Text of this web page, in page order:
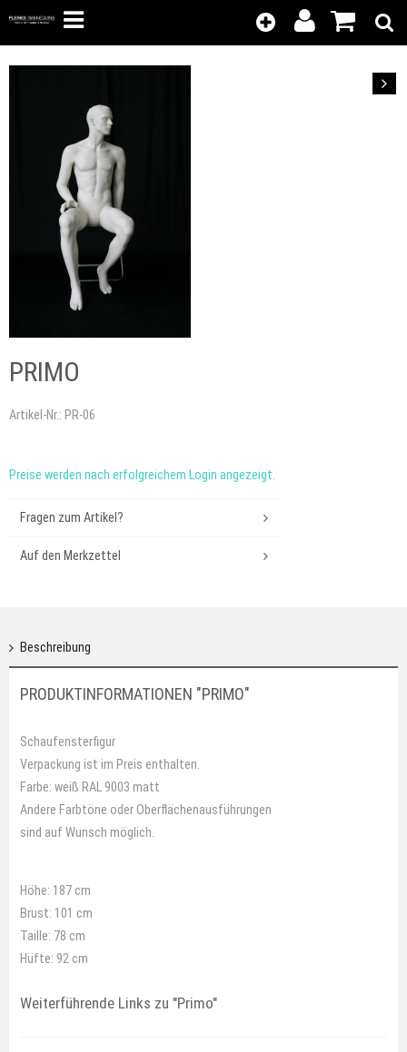
Kunden-
Login
anzeigen
Vor
PRIMO
Artikel-Nr.: PR-06
Preise werden nach erfolgreichem Login angezeigt.
Fragen zum Artikel?
Auf den Merkzettel
Beschreibung
PRODUKTINFORMATIONEN "PRIMO"
Schaufensterfigur
Verpackung ist im Preis enthalten.
Farbe: weiß RAL 9003 matt
Andere Farbtöne oder Oberflächenausführungen
sind auf Wunsch möglich.
Höhe: 187 cm
Brust: 101 cm
Taille: 78 cm
Hüfte: 92 cm
Weiterführende Links zu "Primo"